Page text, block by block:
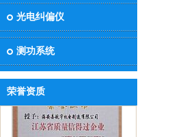
光电纠偏仪
测功系统
荣誉资质
省质量信得过企业